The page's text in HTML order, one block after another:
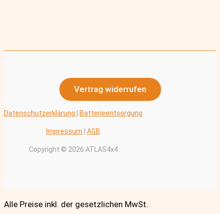
Vertrag widerrufen
Datenschutzerklärung Batterieentsorgung
Impressum AGB
Copyright © 2026 ATLAS4x4
Alle Preise inkl. der gesetzlichen MwSt.